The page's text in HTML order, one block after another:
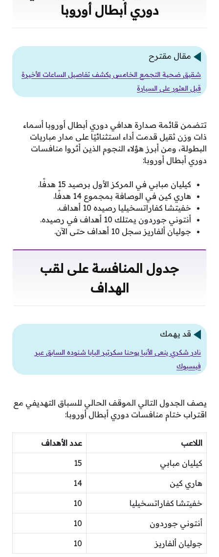
دوري أبطال أوروبا
مقال مقترح
شقيق ضحية التجمع الخامس يكشف تفاصيل الساعات الأخيرة
قبل العثور على السيارة
تتضمن قائمة صدارة هدافي دوري أبطال أوروبا أسماء
ذات وزن ثقيل قدمت أداء استثنائيًا على مدار مباريات
البطولة، ومن أبرز هؤلاء النجوم الذين أثروا منافسات
دوري أبطال أوروبا:
كيليان مبابي في المركز الأول برصيد 15 هدفًا.
هاري كين في الوصافة بمجموع 14 هدفًا.
خفيتشا كفاراتسخيليا رصيده 10 أهداف.
أنتوني جوردون يمتلك 10 أهداف في رصيده.
جوليان ألفاريز سجل 10 أهداف حتى الآن.
جدول المنافسة على لقب
الهداف
قد يهمك
نادر شكري ينعى الأنبا يوحنا سكرتير البابا شنوده السابق عبر
فيسبوك
يصف الجدول التالي الموقف الحالي للسباق التهديفي مع
اقتراب ختام منافسات دوري أبطال أوروبا:
اللاعب عدد الأهداف
كيليان مبابي 15
هاري كين 14
خفيتشا كفاراتسخيليا 10
أنتوني جوردون 10
جوليان ألفاريز 10